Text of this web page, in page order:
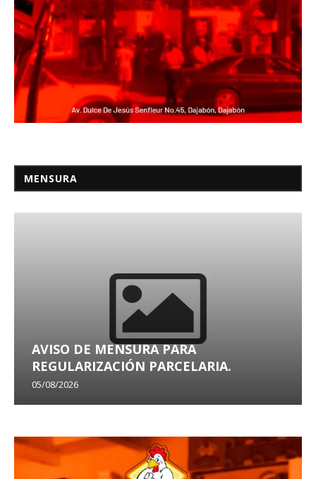
MENSURA
AVISO DE MENSURA PARA
REGULARIZACIÓN PARCELARIA.
05/08/2026